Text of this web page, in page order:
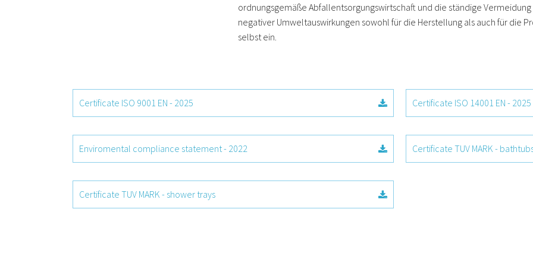
ordnungsgemäße Abfallentsorgungswirtschaft und die ständige Vermeidung
negativer Umweltauswirkungen sowohl für die Herstellung als auch für die
selbst ein.
Certificate ISO 9001 EN - 2025 Certificate ISO 14001 EN - 2025
Enviromental compliance statement - 2022 Certificate TUV MARK -
Certificate TUV MARK - shower trays